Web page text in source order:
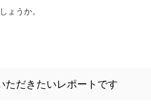
ょうか。
ただきたいレポートです